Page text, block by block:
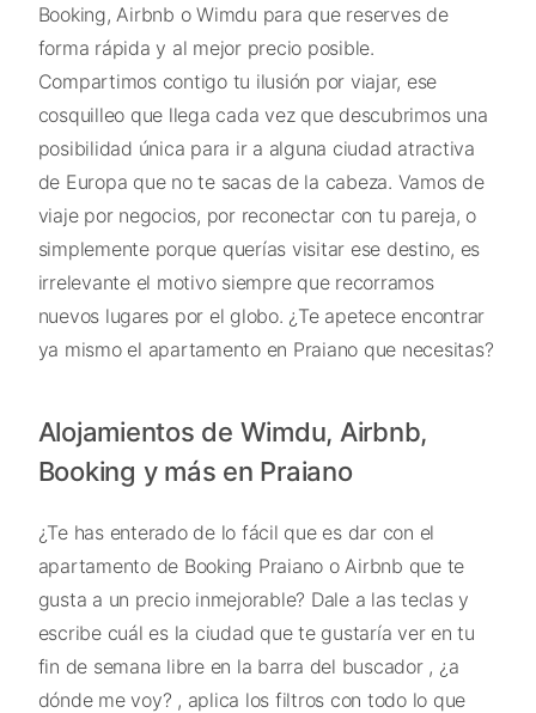
Booking, Airbnb o Wimdu para que reserves de
forma rápida y al mejor precio posible.
Compartimos contigo tu ilusión por viajar, ese
cosquilleo que llega cada vez que descubrimos una
posibilidad única para ir a alguna ciudad atractiva
de Europa que no te sacas de la cabeza. Vamos de
viaje por negocios, por reconectar con tu pareja, o
simplemente porque querías visitar ese destino, es
irrelevante el motivo siempre que recorramos
nuevos lugares por el globo. ¿Te apetece encontrar
ya mismo el apartamento en Praiano que necesitas?
Alojamientos de Wimdu, Airbnb,
Booking y más en Praiano
¿Te has enterado de lo fácil que es dar con el
apartamento de Booking Praiano o Airbnb que te
gusta a un precio inmejorable? Dale a las teclas y
escribe cuál es la ciudad que te gustaría ver en tu
fin de semana libre en la barra del buscador , ¿a
dónde me voy? , aplica los filtros con todo lo que